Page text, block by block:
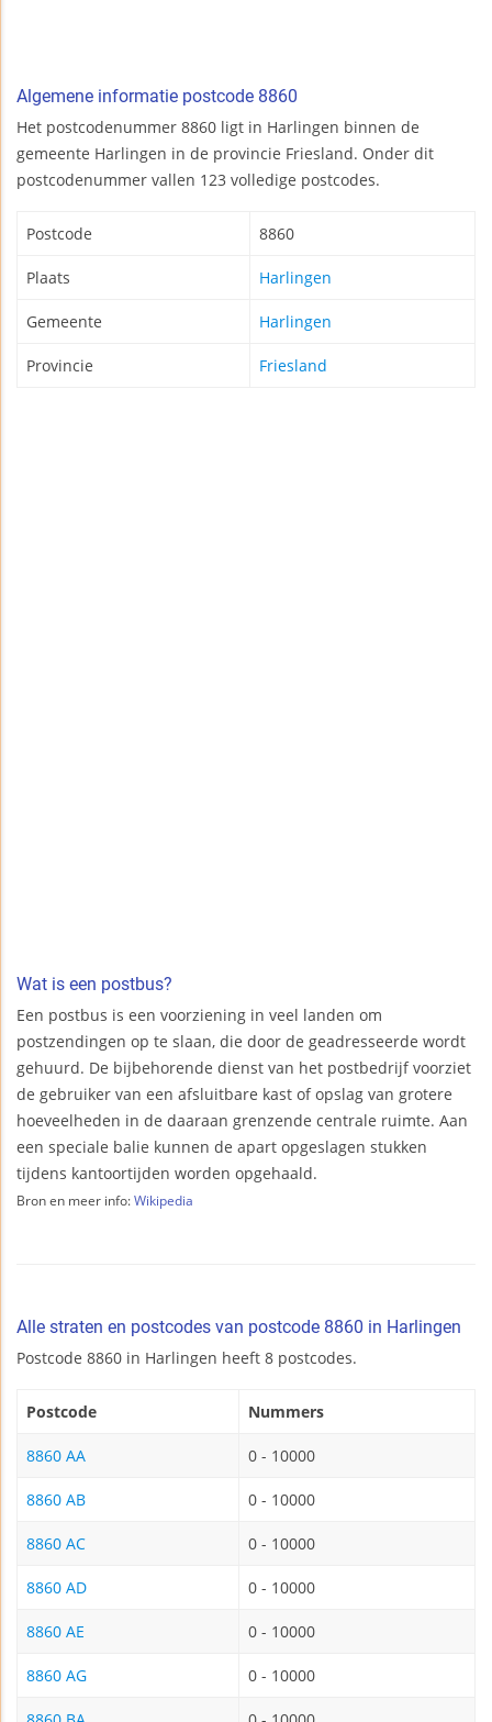
Algemene informatie postcode 8860
Het postcodenummer 8860 ligt in Harlingen binnen de
gemeente Harlingen in de provincie Friesland. Onder dit
postcodenummer vallen 123 volledige postcodes.
Postcode 8860
Plaats Harlingen
Gemeente Harlingen
Provincie Friesland
Wat is een postbus?
Een postbus is een voorziening in veel landen om
postzendingen op te slaan, die door de geadresseerde wordt
gehuurd. De bijbehorende dienst van het postbedrijf voorziet
de gebruiker van een afsluitbare kast of opslag van grotere
hoeveelheden in de daaraan grenzende centrale ruimte. Aan
een speciale balie kunnen de apart opgeslagen stukken
tijdens kantoortijden worden opgehaald.
Bron en meer info: Wikipedia
Alle straten en postcodes van postcode 8860 in Harlingen
Postcode 8860 in Harlingen heeft 8 postcodes.
Postcode Nummers
8860 AA 0 - 10000
8860 AB 0 - 10000
8860 AC 0 - 10000
8860 AD 0 - 10000
8860 AE 0 - 10000
8860 AG 0 - 10000